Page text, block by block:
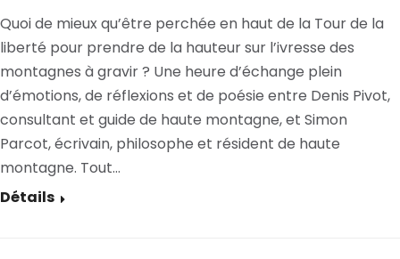
Quoi de mieux qu’être perchée en haut de la Tour de la
liberté pour prendre de la hauteur sur l’ivresse des
montagnes à gravir ? Une heure d’échange plein
d’émotions, de réflexions et de poésie entre Denis Pivot,
consultant et guide de haute montagne, et Simon
Parcot, écrivain, philosophe et résident de haute
montagne. Tout…
Détails